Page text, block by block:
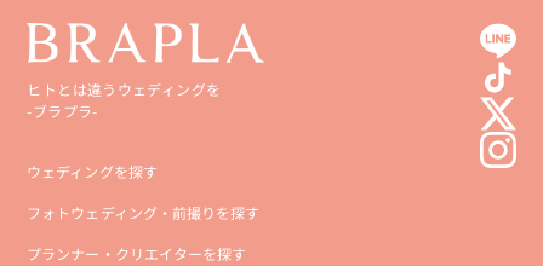
ヒトとは違うウェディングを
-ブラプラ-
ウェディングを探す
フォトウェディング・前撮りを探す
プランナー・クリエイターを探す